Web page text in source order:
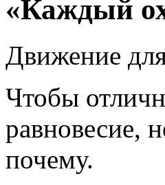
«Каждый
Движение
Чтобы
равновесие,
почему.